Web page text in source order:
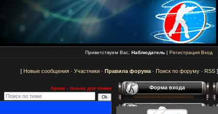
Приветствуем Вас, Наблюдатель | Регистрация Вход
[ Новые сообщения · Участники · Правила форума · Поиск по форуму · RSS ]
Архив - только для чтения
Форма входа